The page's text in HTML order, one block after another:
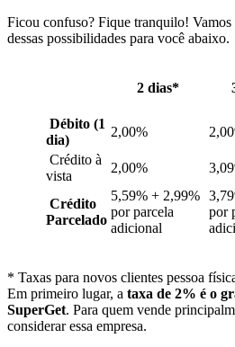
Ficou confuso? Fique tranquilo! Vamos
dessas possibilidades para você abaixo.
2 dias*
Débito (1
dia)
2,00%
Crédito à
vista
2,00%
Crédito
Parcelado
5,59% + 2,99%
por parcela
adicional
por
* Taxas para novos clientes pessoa
Em primeiro lugar, a taxa de 2% é o
SuperGet. Para quem vende
considerar essa empresa.